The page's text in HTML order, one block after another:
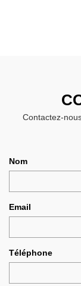
Contactez-
Nom
Email
Téléphone